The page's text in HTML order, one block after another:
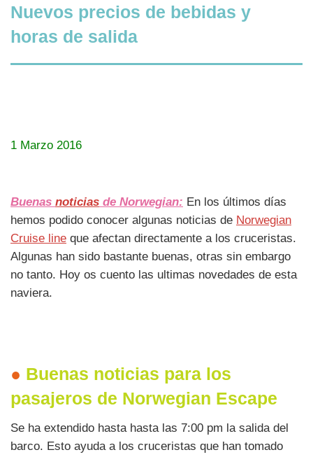
Nuevos precios de bebidas y
horas de salida
1 Marzo 2016
Buenas noticias de Norwegian: En los últimos días
hemos podido conocer algunas noticias de Norwegian
Cruise line que afectan directamente a los cruceristas.
Algunas han sido bastante buenas, otras sin embargo
no tanto. Hoy os cuento las ultimas novedades de esta
naviera.
● Buenas noticias para los
pasajeros de Norwegian Escape
Se ha extendido hasta hasta las 7:00 pm la salida del
barco. Esto ayuda a los cruceristas que han tomado